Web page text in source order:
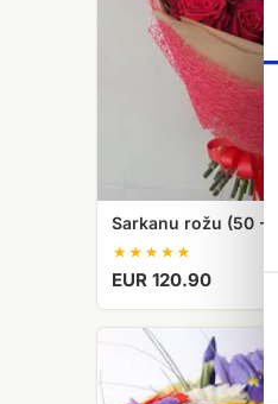
Sarkanu rožu (50 -
EUR 120.90
Dažādu
gerberas